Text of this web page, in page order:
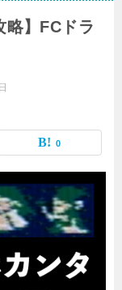
略】FCドラ
0